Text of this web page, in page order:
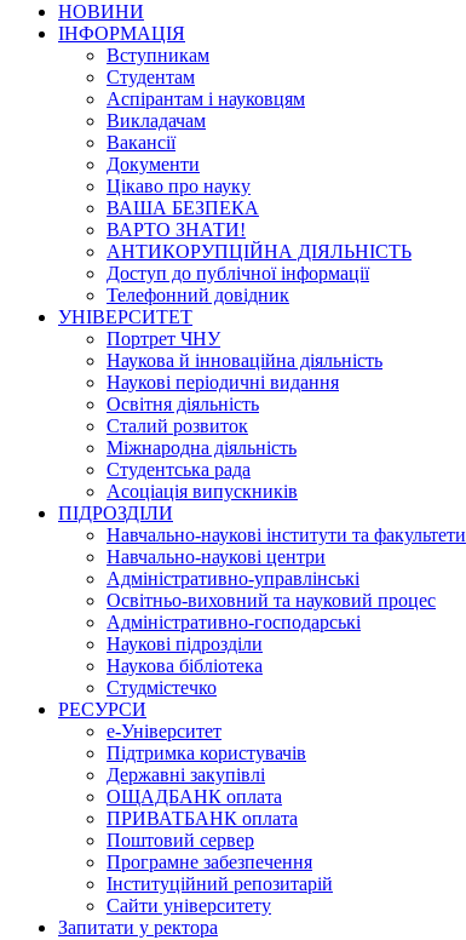
НОВИНИ
ІНФОРМАЦІЯ
Вступникам
Студентам
Аспірантам і науковцям
Викладачам
Вакансії
Документи
Цікаво про науку
ВАША БЕЗПЕКА
ВАРТО ЗНАТИ!
АНТИКОРУПЦІЙНА ДІЯЛЬНІСТЬ
Доступ до публічної інформації
Телефонний довідник
УНІВЕРСИТЕТ
Портрет ЧНУ
Наукова й інноваційна діяльність
Наукові періодичні видання
Освітня діяльність
Сталий розвиток
Міжнародна діяльність
Студентська рада
Асоціація випускників
ПІДРОЗДІЛИ
Навчально-наукові інститути та факультети
Навчально-наукові центри
Адміністративно-управлінські
Освітньо-виховний та науковий процес
Адміністративно-господарські
Наукові підрозділи
Наукова бібліотека
Студмістечко
РЕСУРСИ
е-Університет
Підтримка користувачів
Державні закупівлі
ОЩАДБАНК оплата
ПРИВАТБАНК оплата
Поштовий сервер
Програмне забезпечення
Інституційний репозитарій
Сайти університету
Запитати у ректора